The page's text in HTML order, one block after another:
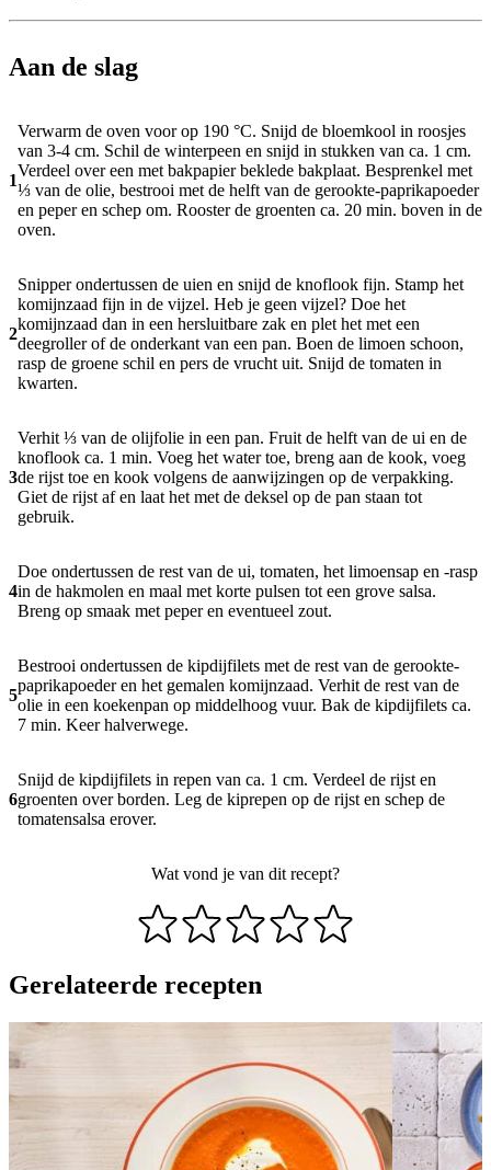
Aan de slag
1
Verwarm de oven voor op 190 °C. Snijd de bloemkool in roosjes
van 3-4 cm. Schil de winterpeen en snijd in stukken van ca. 1 cm.
Verdeel over een met bakpapier beklede bakplaat. Besprenkel met
⅓ van de olie, bestrooi met de helft van de gerookte-paprikapoeder
en peper en schep om. Rooster de groenten ca. 20 min. boven in de
oven.
2
Snipper ondertussen de uien en snijd de knoflook fijn. Stamp het
komijnzaad fijn in de vijzel. Heb je geen vijzel? Doe het
komijnzaad dan in een hersluitbare zak en plet het met een
deegroller of de onderkant van een pan. Boen de limoen schoon,
rasp de groene schil en pers de vrucht uit. Snijd de tomaten in
kwarten.
3
Verhit ⅓ van de olijfolie in een pan. Fruit de helft van de ui en de
knoflook ca. 1 min. Voeg het water toe, breng aan de kook, voeg
de rijst toe en kook volgens de aanwijzingen op de verpakking.
Giet de rijst af en laat het met de deksel op de pan staan tot
gebruik.
4
Doe ondertussen de rest van de ui, tomaten, het limoensap en -rasp
in de hakmolen en maal met korte pulsen tot een grove salsa.
Breng op smaak met peper en eventueel zout.
5
Bestrooi ondertussen de kipdijfilets met de rest van de gerookte-
paprikapoeder en het gemalen komijnzaad. Verhit de rest van de
olie in een koekenpan op middelhoog vuur. Bak de kipdijfilets ca.
7 min. Keer halverwege.
6
Snijd de kipdijfilets in repen van ca. 1 cm. Verdeel de rijst en
groenten over borden. Leg de kiprepen op de rijst en schep de
tomatensalsa erover.
Wat vond je van dit recept?
Gerelateerde recepten